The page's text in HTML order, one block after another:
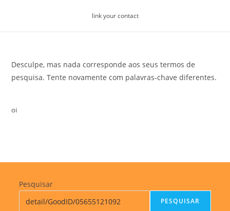
link your contact
Desculpe, mas nada corresponde aos seus termos de
pesquisa. Tente novamente com palavras-chave diferentes.
oi
Pesquisar
PESQUISAR